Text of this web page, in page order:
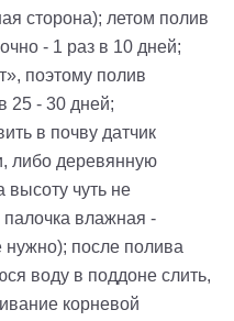
сторона); летом полив
- 1 раз в 10 дней;
поэтому полив
25 - 30 дней;
в почву датчик
либо деревянную
высоту чуть не
влажная -
нужно); после полива
воду в поддоне слить,
корневой